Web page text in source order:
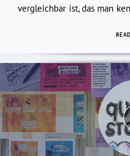
vergleichbar ist, das man